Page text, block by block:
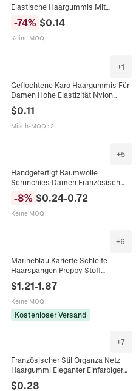
Elastische Haargummis Mit
Zierperle Vintage Koreanischer Stil
Für Damen Mädchen
-74% $0.14
Keine MOQ
+1
Geflochtene Karo Haargummis Für
Damen Hohe Elastizität Nylon
Pferdeschwanz Halter Vintage
Erdtöne Haar Scrunchies
Accessoires
$0.11
Misch-MOQ : 2
+5
Handgefertigt Baumwolle
Scrunchies Damen Französisch
Vintage Gepunktet
Leopardenmuster Kariert Gestreift
Schleife Haargummis Elastische
-8% $0.24-0.72
Keine MOQ
+6
Marineblau Karierte Schleife
Haarspangen Preppy Stoff
Künstliche Perle Haarschmuck Für
Damen
$1.21-1.87
Keine MOQ
Kostenloser Versand
+7
Französischer Stil Organza Netz
Haargummi Eleganter Einfarbiger
Karierter Stoff Haarseil Große
Haarbänder Kopfschmuck Für
$0.28